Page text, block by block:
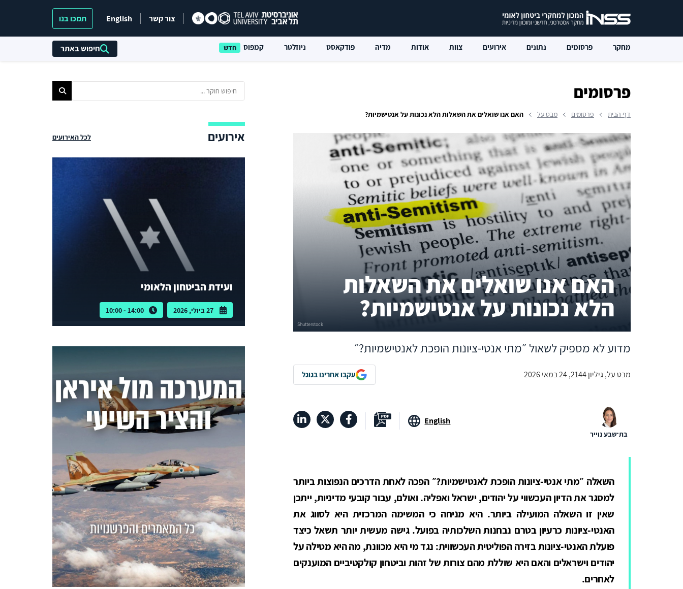
צור קשר English תמכו בנו
מחקר פרסומים נתונים אירועים צוות אודות מדיה פודקאסט ניוזלטר קמפוס חיפוש באתר
פרסומים
דף הבית פרסומים מבט על האם אנו שואלים את השאלות הלא נכונות על אנטישמיות?
האם אנו שואלים את השאלות
הלא נכונות על אנטישמיות?
מדוע לא מספיק לשאול ״מתי אנטי-ציונות הופכת לאנטישמיות?״
מבט על, גיליון 2144, 24 במאי 2026 עקבו אחרינו בגוגל
English
בת־שבע נוייר
השאלה ״מתי אנטי-ציונות הופכת לאנטישמיות?״ הפכה לאחת הדרכים הנפוצות ביותר
למסגר את הדיון העכשווי על יהודים, ישראל ואפליה. ואולם, עבור קובעי מדיניות, ייתכן
שאין זו השאלה המועילה ביותר. היא מניחה כי המשימה המרכזית היא לסווג את
האנטי-ציונות כרעיון בטרם נבחנות השלכותיה בפועל. גישה מעשית יותר תשאל כיצד
פועלת האנטי-ציונות בזירה הפוליטית העכשווית: נגד מי היא מכוונת, מה היא מטילה על
יהודים וישראלים והאם היא שוללת מהם צורות של זהות וביטחון קולקטיביים המוענקים
לאחרים.
אירועים לכל האירועים
ועידת הביטחון הלאומי
27 ביולי, 2026 14:00 - 10:00